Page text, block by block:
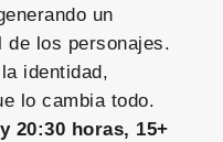
un
de los personajes.
identidad,
lo cambia todo.
20:30 horas, 15+